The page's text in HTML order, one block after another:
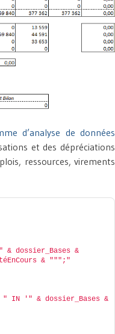
d’analyse de données
et des dépréciations
ressources, virements
" & dossier_Bases &
& """;"
" IN '
" & dossier_Bases &